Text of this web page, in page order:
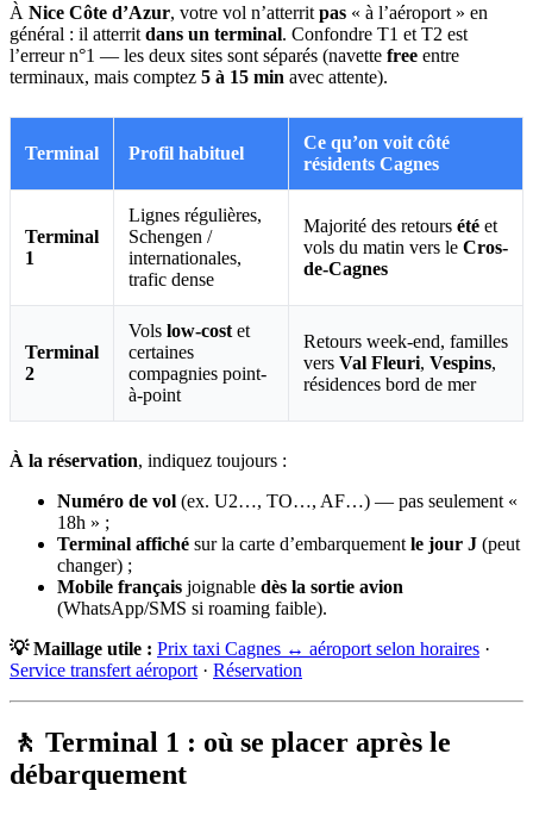
À Nice Côte d’Azur, votre vol n’atterrit pas « à l’aéroport » en
général : il atterrit dans un terminal. Confondre T1 et T2 est
l’erreur n°1 — les deux sites sont séparés (navette free entre
terminaux, mais comptez 5 à 15 min avec attente).
Terminal Profil habituel
Ce qu’on voit côté
résidents Cagnes
Terminal
1
Lignes régulières,
Schengen /
internationales,
trafic dense
Majorité des retours été et
vols du matin vers le Cros-
de-Cagnes
Terminal
2
Vols low-cost et
certaines
compagnies point-
à-point
Retours week-end, familles
vers Val Fleuri, Vespins,
résidences bord de mer
À la réservation, indiquez toujours :
Numéro de vol (ex. U2…, TO…, AF…) — pas seulement «
18h » ;
Terminal affiché sur la carte d’embarquement le jour J (peut
changer) ;
Mobile français joignable dès la sortie avion
(WhatsApp/SMS si roaming faible).
💡 Maillage utile : Prix taxi Cagnes ↔ aéroport selon horaires ·
Service transfert aéroport · Réservation
🚶 Terminal 1 : où se placer après le
débarquement